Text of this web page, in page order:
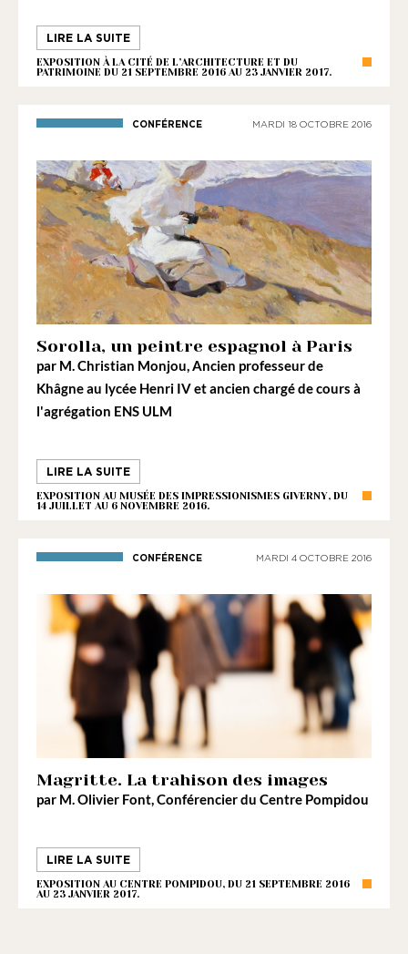
LIRE LA SUITE
EXPOSITION À LA CITÉ DE L’ARCHITECTURE ET DU
PATRIMOINE DU 21 SEPTEMBRE 2016 AU 23 JANVIER 2017.
CONFÉRENCE MARDI 18 OCTOBRE 2016
Sorolla, un peintre espagnol à Paris
par M. Christian Monjou, Ancien professeur de
Khâgne au lycée Henri IV et ancien chargé de cours à
l'agrégation ENS ULM
LIRE LA SUITE
EXPOSITION AU MUSÉE DES IMPRESSIONISMES GIVERNY, DU
14 JUILLET AU 6 NOVEMBRE 2016.
CONFÉRENCE MARDI 4 OCTOBRE 2016
Magritte. La trahison des images
par M. Olivier Font, Conférencier du Centre Pompidou
LIRE LA SUITE
EXPOSITION AU CENTRE POMPIDOU, DU 21 SEPTEMBRE 2016
AU 23 JANVIER 2017.